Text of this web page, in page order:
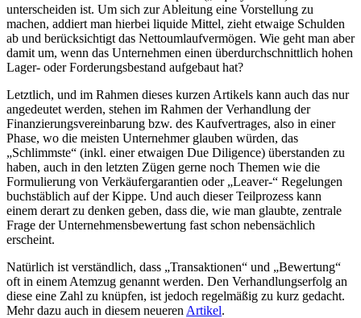
unterscheiden ist. Um sich zur Ableitung eine Vorstellung zu
machen, addiert man hierbei liquide Mittel, zieht etwaige Schulden
ab und berücksichtigt das Nettoumlaufvermögen. Wie geht man aber
damit um, wenn das Unternehmen einen überdurchschnittlich hohen
Lager- oder Forderungsbestand aufgebaut hat?
Letztlich, und im Rahmen dieses kurzen Artikels kann auch das nur
angedeutet werden, stehen im Rahmen der Verhandlung der
Finanzierungsvereinbarung bzw. des Kaufvertrages, also in einer
Phase, wo die meisten Unternehmer glauben würden, das
„Schlimmste“ (inkl. einer etwaigen Due Diligence) überstanden zu
haben, auch in den letzten Zügen gerne noch Themen wie die
Formulierung von Verkäufergarantien oder „Leaver-“ Regelungen
buchstäblich auf der Kippe. Und auch dieser Teilprozess kann
einem derart zu denken geben, dass die, wie man glaubte, zentrale
Frage der Unternehmensbewertung fast schon nebensächlich
erscheint.
Natürlich ist verständlich, dass „Transaktionen“ und „Bewertung“
oft in einem Atemzug genannt werden. Den Verhandlungserfolg an
diese eine Zahl zu knüpfen, ist jedoch regelmäßig zu kurz gedacht.
Mehr dazu auch in diesem neueren Artikel.